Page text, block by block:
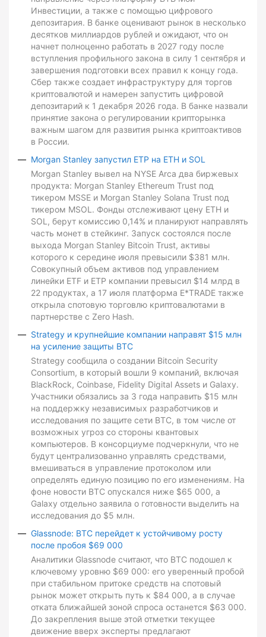
Инвестиции, а также с помощью цифрового
депозитария. В банке оценивают рынок в несколько
десятков миллиардов рублей и ожидают, что он
начнет полноценно работать в 2027 году после
вступления профильного закона в силу 1 сентября и
завершения подготовки всех правил к концу года.
Сбер также создает инфраструктуру для торгов
криптовалютой и намерен запустить цифровой
депозитарий к 1 декабря 2026 года. В банке назвали
принятие закона о регулировании крипторынка
важным шагом для развития рынка криптоактивов
в России.
Morgan Stanley запустил ETP на ETH и SOL
Morgan Stanley вывел на NYSE Arca два биржевых
продукта: Morgan Stanley Ethereum Trust под
тикером MSSE и Morgan Stanley Solana Trust под
тикером MSOL. Фонды отслеживают цену ETH и
SOL, берут комиссию 0,14% и планируют направлять
часть монет в стейкинг. Запуск состоялся после
выхода Morgan Stanley Bitcoin Trust, активы
которого к середине июля превысили $381 млн.
Совокупный объем активов под управлением
линейки ETF и ETP компании превысил $14 млрд в
22 продуктах, а 17 июля платформа E*TRADE также
открыла спотовую торговлю криптовалютами в
партнерстве с Zero Hash.
Strategy и крупнейшие компании направят $15 млн
на усиление защиты BTC
Strategy сообщила о создании Bitcoin Security
Consortium, в который вошли 9 компаний, включая
BlackRock, Coinbase, Fidelity Digital Assets и Galaxy.
Участники обязались за 3 года направить $15 млн
на поддержку независимых разработчиков и
исследования по защите сети BTC, в том числе от
возможных угроз со стороны квантовых
компьютеров. В консорциуме подчеркнули, что не
будут централизованно управлять средствами,
вмешиваться в управление протоколом или
определять единую позицию по его изменениям. На
фоне новости BTC опускался ниже $65 000, а
Galaxy отдельно заявила о готовности выделить на
исследования до $5 млн.
Glassnode: BTC перейдет к устойчивому росту
после пробоя $69 000
Аналитики Glassnode считают, что BTC подошел к
ключевому уровню $69 000: его уверенный пробой
при стабильном притоке средств на спотовый
рынок может открыть путь к $84 000, а в случае
отката ближайшей зоной спроса останется $63 000.
До закрепления выше этой отметки текущее
движение вверх эксперты предлагают